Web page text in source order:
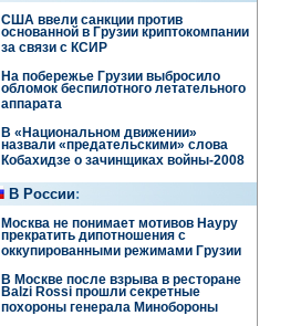
США ввели санкции против
основанной в Грузии криптокомпании
за связи с КСИР
На побережье Грузии выбросило
обломок беспилотного летательного
аппарата
В «Национальном движении»
назвали «предательскими» слова
Кобахидзе о зачинщиках войны-2008
В России:
Москва не понимает мотивов Науру
прекратить дипотношения с
оккупированными режимами Грузии
В Москве после взрыва в ресторане
Balzi Rossi прошли секретные
похороны генерала Минобороны